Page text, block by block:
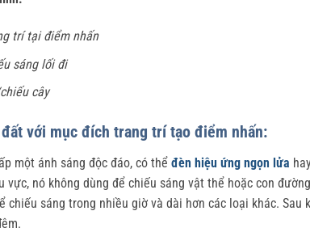
trí tại điểm nhấn
sáng lối đi
cây
với mục đích trang trí tạo điểm nhấn:
một ánh sáng độc đáo, có thể đèn hiệu ứng ngọn lửa
vực, nó không dùng để chiếu sáng vật thể hoặc con
chiếu sáng trong nhiều giờ và dài hơn các loại khác. Sau